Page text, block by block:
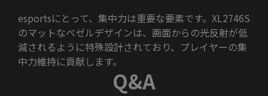
esportsにとって、集中力は重要な要素です。XL2746S
のマットなベゼルデザインは、画面からの光反射が低
減されるように特殊設計されており、プレイヤーの集
中力維持に貢献します。
Q&A